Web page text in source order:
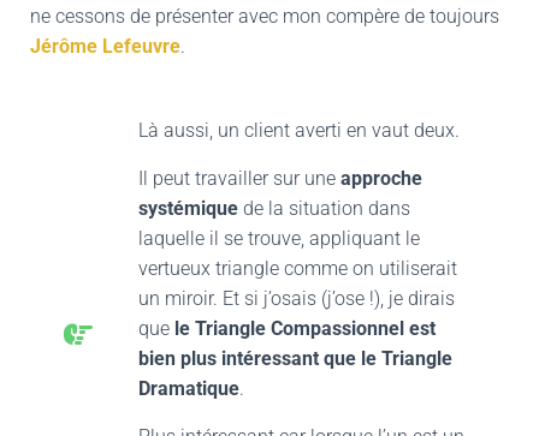
ne cessons de présenter avec mon compère de toujours
Jérôme Lefeuvre.
Là aussi, un client averti en vaut deux.
Il peut travailler sur une approche
systémiquede la situation dans
laquelle il se trouve, appliquant le
vertueux triangle comme on utiliserait
un miroir. Et si j’osais (j’ose !), je dirais
que le Triangle Compassionnel est
bien plus intéressant que le Triangle
Dramatique.